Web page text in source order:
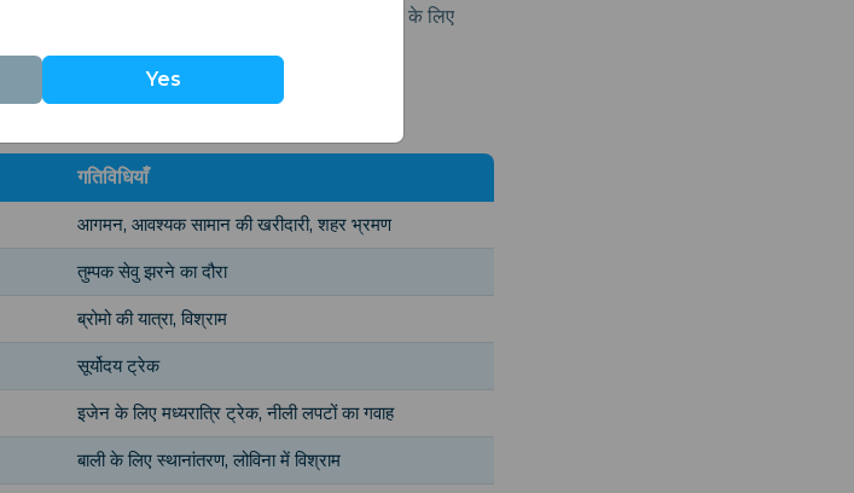
रहे हैं। क्या यह आपको उत्तेजित करता है? अधिक विवरण के लिए
गतिविधियाँ
आगमन, आवश्यक सामान की खरीदारी, शहर भ्रमण
तुम्पक सेवु झरने का दौरा
ब्रोमो की यात्रा, विश्राम
सूर्योदय ट्रेक
इजेन के लिए मध्यरात्रि ट्रेक, नीली लपटों का गवाह
बाली के लिए स्थानांतरण, लोविना में विश्राम
Yes